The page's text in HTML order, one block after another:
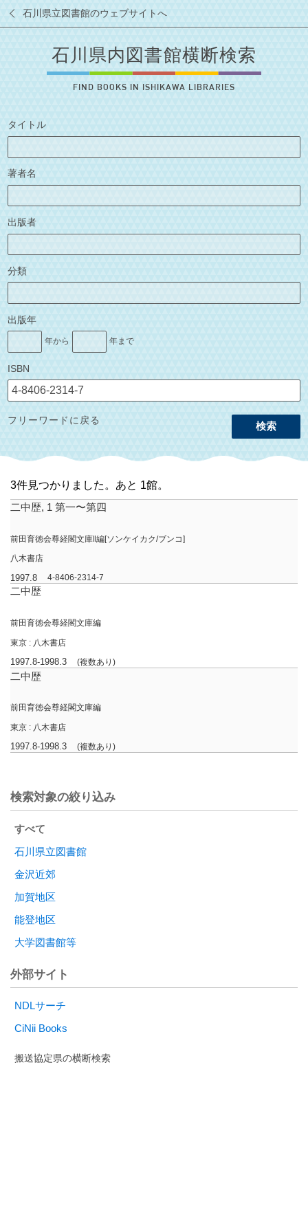
石川県立図書館のウェブサイトへ
石川県内図書館横断検索
FIND BOOKS IN ISHIKAWA LIBRARIES
タイトル
著者名
出版者
分類
出版年
年から 年まで
ISBN
検索
フリーワードに戻る
3件見つかりました。あと 1館。
二中歴, 1 第一〜第四
前田育徳会尊経閣文庫‖編[ソンケイカク/ブンコ]
八木書店
1997.8 4-8406-2314-7
二中歴
前田育徳会尊経閣文庫編
東京 : 八木書店
1997.8-1998.3 (複数あり)
二中歴
前田育徳会尊経閣文庫編
東京 : 八木書店
1997.8-1998.3 (複数あり)
検索対象の絞り込み
すべて
石川県立図書館
金沢近郊
加賀地区
能登地区
大学図書館等
外部サイト
NDLサーチ
CiNii Books